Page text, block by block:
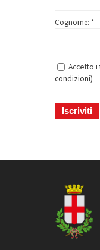
Cognome: *
Accetto
condizioni)